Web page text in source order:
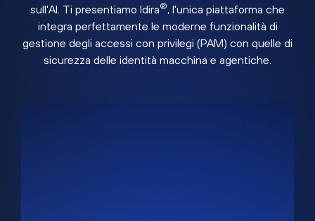
sull'AI. Ti presentiamo Idira®, l'unica piattaforma che
integra perfettamente le moderne funzionalità di
gestione degli accessi con privilegi (PAM) con quelle di
sicurezza delle identità macchina e agentiche.